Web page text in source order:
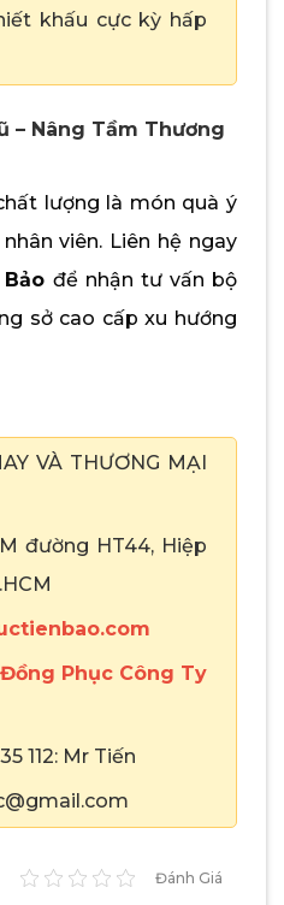
khấu cực kỳ hấp
– Nâng Tầm Thương
lượng là món quà ý
viên. Liên hệ ngay
để nhận tư vấn bộ
sở cao cấp xu hướng
VÀ THƯƠNG MẠI
đường HT44, Hiệp
Phục Công Ty
112: Mr Tiến
Đánh Giá